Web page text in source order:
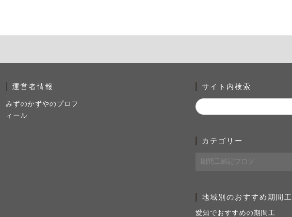
運営者情報
みずのかずやのプロフ
ィール
サイト内検索
カテゴリー
地域別のおすすめ期間工
愛知でおすすめの期間工